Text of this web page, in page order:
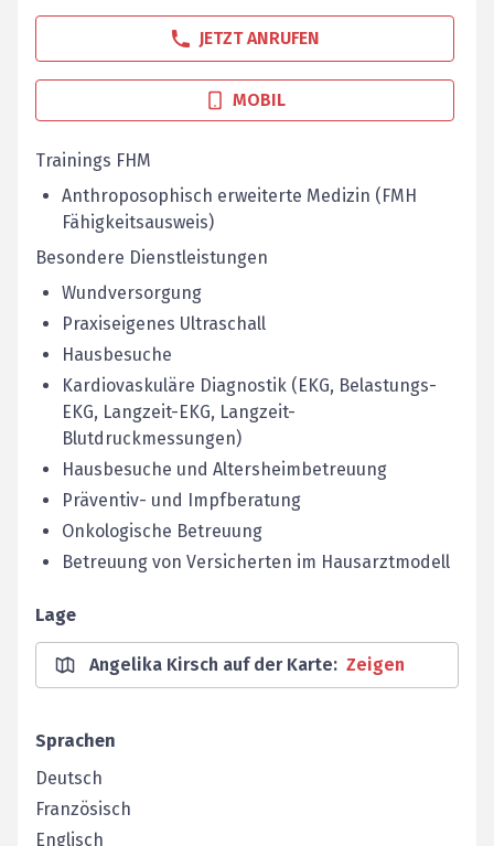
JETZT ANRUFEN
MOBIL
Trainings FHM
Anthroposophisch erweiterte Medizin (FMH
Fähigkeitsausweis)
Besondere Dienstleistungen
Wundversorgung
Praxiseigenes Ultraschall
Hausbesuche
Kardiovaskuläre Diagnostik (EKG, Belastungs-
EKG, Langzeit-EKG, Langzeit-
Blutdruckmessungen)
Hausbesuche und Altersheimbetreuung
Präventiv- und Impfberatung
Onkologische Betreuung
Betreuung von Versicherten im Hausarztmodell
Lage
Angelika Kirsch auf der Karte: Zeigen
Sprachen
Deutsch
Französisch
Englisch